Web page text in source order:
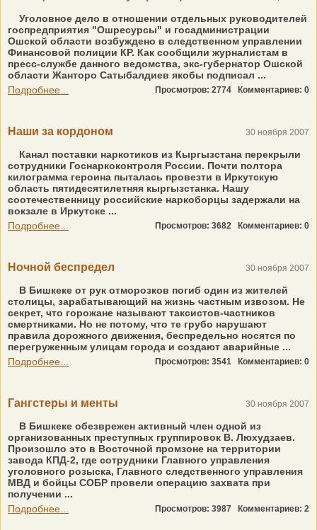
Уголовное дело в отношении отдельных руководителей
госпредприятия "Ошресурсы" и госадминистрации
Ошской области возбуждено в следственном управлении
Финансовой полиции КР. Как сообщили журналистам в
пресс-службе данного ведомства, экс-губернатор Ошской
области Жанторо Сатыбалдиев якобы подписал ...
Подробнее...
Просмотров: 2774 Комментариев: 0
Наши за кордоном 30 ноября 2007
Канал поставки наркотиков из Кыргызстана перекрыли
сотрудники Госнаркоконтроля России. Почти полтора
килограмма героина пыталась провезти в Иркутскую
область пятидесятилетняя кыргызстанка. Нашу
соотечественницу российские наркоборцы задержали на
вокзале в Иркутске ...
Подробнее...
Просмотров: 3682 Комментариев: 0
Ночной беспредел 30 ноября 2007
В Бишкеке от рук отморозков погиб один из жителей
столицы, зарабатывающий на жизнь частным извозом. Не
секрет, что горожане называют таксистов-частников
смертниками. Но не потому, что те грубо нарушают
правила дорожного движения, беспредельно носятся по
перегруженным улицам города и создают аварийные ...
Подробнее...
Просмотров: 3541 Комментариев: 0
Гангстеры и менты 30 ноября 2007
В Бишкеке обезврежен активный член одной из
организованных преступных группировок В. Люхудзаев.
Произошло это в Восточной промзоне на территории
завода КПД-2, где сотрудники Главного управления
уголовного розыска, Главного следственного управления
МВД и бойцы СОБР провели операцию захвата при
получении ...
Подробнее...
Просмотров: 3987 Комментариев: 2